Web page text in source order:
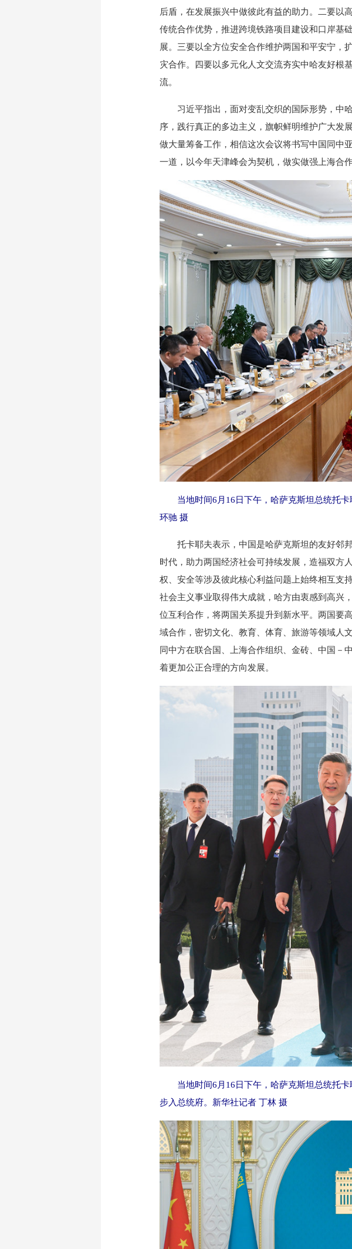
后盾，在发展振兴中做彼此有益的助力。二要以
传统合作优势，推进跨境铁路项目建设和口岸基
展。三要以全方位安全合作维护两国和平安宁，
灾合作。四要以多元化人文交流夯实中哈友好根
流。
习近平指出，面对变乱交织的国际形势，中哈
序，践行真正的多边主义，旗帜鲜明维护广大发
做大量筹备工作，相信这次会议将书写中国同中
一道，以今年天津峰会为契机，做实做强上海合
当地时间6月16日下午，哈萨克斯坦总统托
环驰 摄
托卡耶夫表示，中国是哈萨克斯坦的友好邻邦
时代，助力两国经济社会可持续发展，造福双方
权、安全等涉及彼此核心利益问题上始终相互支
社会主义事业取得伟大成就，哈方由衷感到高兴
位互利合作，将两国关系提升到新水平。两国要
域合作，密切文化、教育、体育、旅游等领域人
同中方在联合国、上海合作组织、金砖、中国－
着更加公正合理的方向发展。
当地时间6月16日下午，哈萨克斯坦总统托
步入总统府。新华社记者 丁林 摄